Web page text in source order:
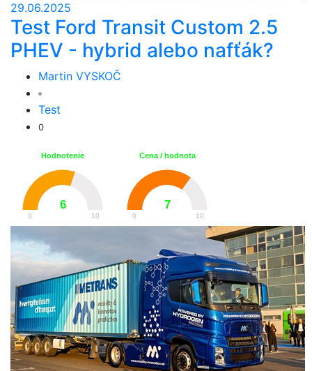
29.06.2025
Test Ford Transit Custom 2.5
PHEV - hybrid alebo nafťák?
Martin VYSKOČ
Test
0
Hodnotenie
6
0 10
Cena / hodnota
7
0 10